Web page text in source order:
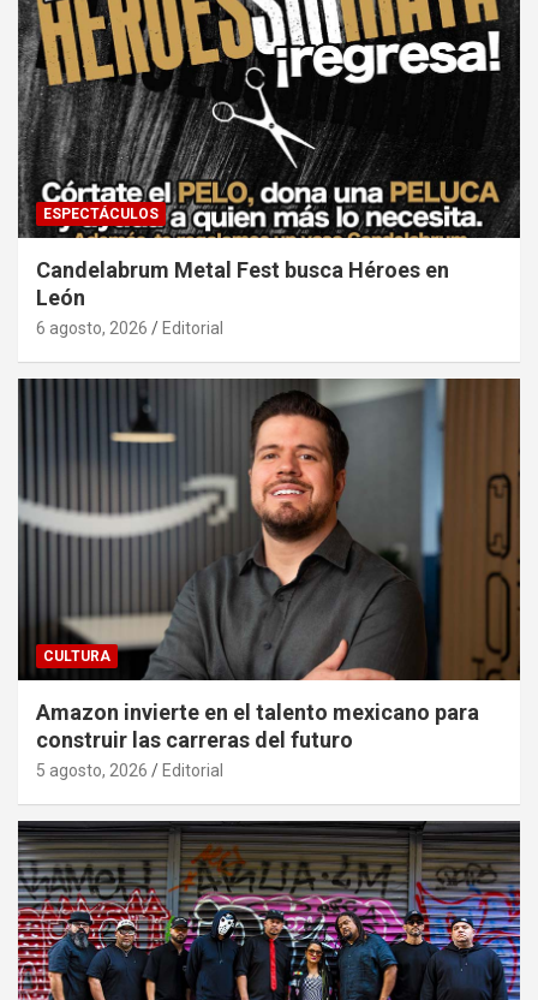
ESPECTÁCULOS
Candelabrum Metal Fest busca Héroes en
León
6 agosto, 2026 Editorial
CULTURA
Amazon invierte en el talento mexicano para
construir las carreras del futuro
5 agosto, 2026 Editorial